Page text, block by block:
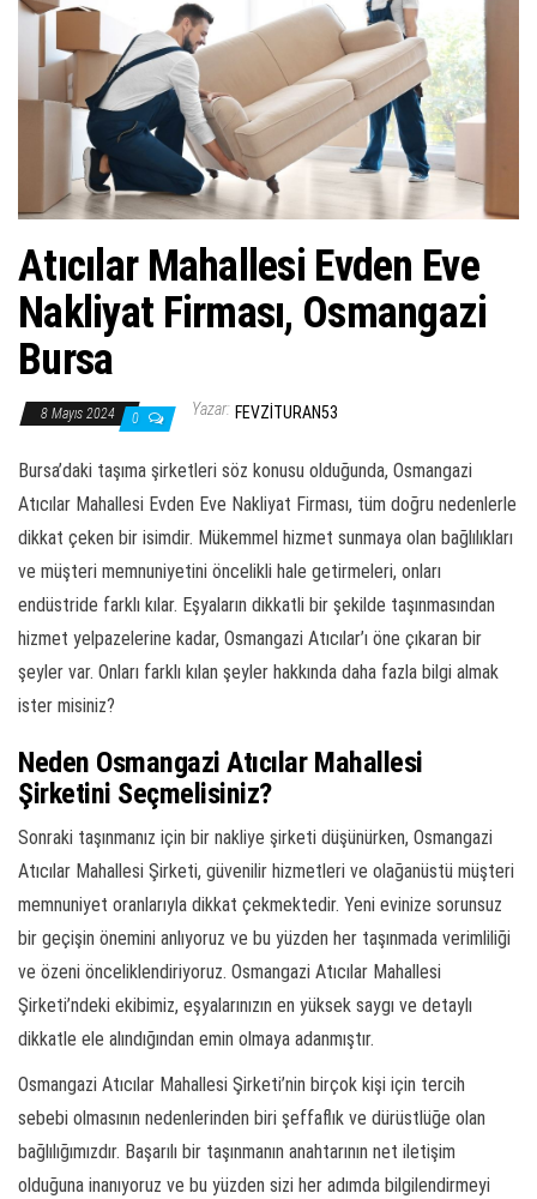
Atıcılar Mahallesi Evden Eve
Nakliyat Firması, Osmangazi
Bursa
8 Mayıs 2024 0 Yazar: FEVZITURAN53
Bursa’daki taşıma şirketleri söz konusu olduğunda, Osmangazi
Atıcılar Mahallesi Evden Eve Nakliyat Firması, tüm doğru nedenlerle
dikkat çeken bir isimdir. Mükemmel hizmet sunmaya olan bağlılıkları
ve müşteri memnuniyetini öncelikli hale getirmeleri, onları
endüstride farklı kılar. Eşyaların dikkatli bir şekilde taşınmasından
hizmet yelpazelerine kadar, Osmangazi Atıcılar’ı öne çıkaran bir
şeyler var. Onları farklı kılan şeyler hakkında daha fazla bilgi almak
ister misiniz?
Neden Osmangazi Atıcılar Mahallesi
Şirketini Seçmelisiniz?
Sonraki taşınmanız için bir nakliye şirketi düşünürken, Osmangazi
Atıcılar Mahallesi Şirketi, güvenilir hizmetleri ve olağanüstü müşteri
memnuniyet oranlarıyla dikkat çekmektedir. Yeni evinize sorunsuz
bir geçişin önemini anlıyoruz ve bu yüzden her taşınmada verimliliği
ve özeni önceliklendiriyoruz. Osmangazi Atıcılar Mahallesi
Şirketi’ndeki ekibimiz, eşyalarınızın en yüksek saygı ve detaylı
dikkatle ele alındığından emin olmaya adanmıştır.
Osmangazi Atıcılar Mahallesi Şirketi’nin birçok kişi için tercih
sebebi olmasının nedenlerinden biri şeffaflık ve dürüstlüğe olan
bağlılığımızdır. Başarılı bir taşınmanın anahtarının net iletişim
olduğuna inanıyoruz ve bu yüzden sizi her adımda bilgilendirmeyi